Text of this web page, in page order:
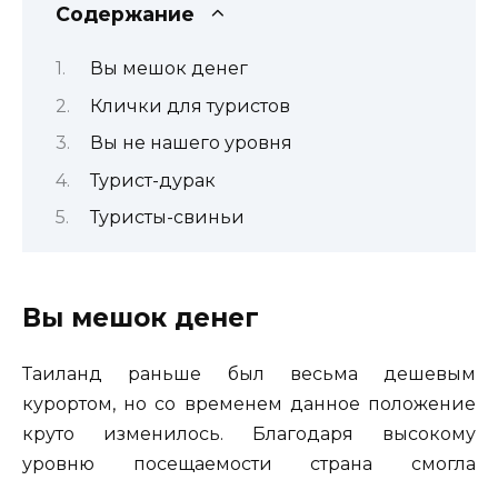
Содержание
Вы мешок денег
Клички для туристов
Вы не нашего уровня
Турист-дурак
Туристы-свиньи
Вы мешок денег
Таиланд раньше был весьма дешевым
курортом, но со временем данное положение
круто изменилось. Благодаря высокому
уровню посещаемости страна смогла